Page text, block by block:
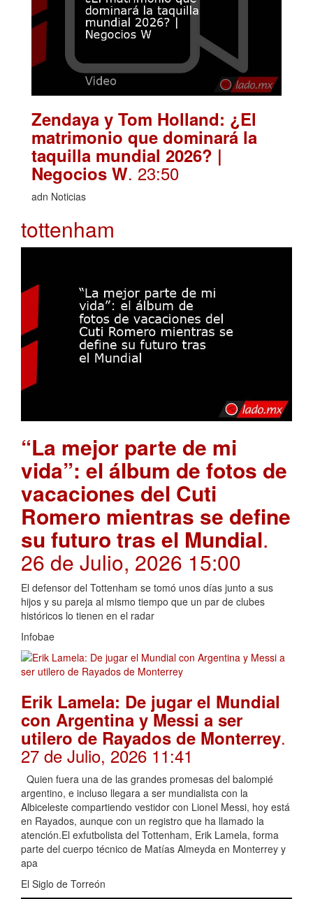
Zendaya y Tom Holland: ¿El
matrimonio que dominará la
taquilla mundial 2026? |
Negocios W. 23:50
adn Noticias
tottenham
“La mejor parte de mi
vida”: el álbum de fotos de
vacaciones del Cuti
Romero mientras se define
su futuro tras el Mundial.
26 de Julio, 2026 15:00
El defensor del Tottenham se tomó unos días junto a sus
hijos y su pareja al mismo tiempo que un par de clubes
históricos lo tienen en el radar
Infobae
Erik Lamela: De jugar el Mundial
con Argentina y Messi a ser
utilero de Rayados de Monterrey.
27 de Julio, 2026 11:41
Quien fuera una de las grandes promesas del balompié
argentino, e incluso llegara a ser mundialista con la
Albiceleste compartiendo vestidor con Lionel Messi, hoy está
en Rayados, aunque con un registro que ha llamado la
atención.El exfutbolista del Tottenham, Erik Lamela, forma
parte del cuerpo técnico de Matías Almeyda en Monterrey y
apa
El Siglo de Torreón